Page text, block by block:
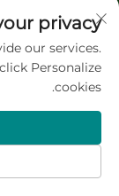
بالنسبة لأي
تتردد في
privacy
our services.
Personalize
cookies.